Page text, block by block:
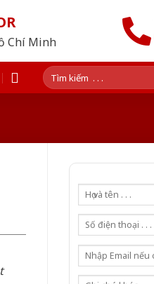
Chí Minh
Tìm
kiếm: